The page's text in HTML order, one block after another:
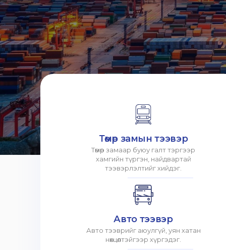
Төмөр замын тээвэр
Төмөр замаар буюу галт тэргээр
хамгийн түргэн, найдвартай
тээвэрлэлтийг хийдэг.
Авто тээвэр
Авто тээврийг аюулгүй, уян хатан
нөхцөлтэйгээр хүргэдэг.